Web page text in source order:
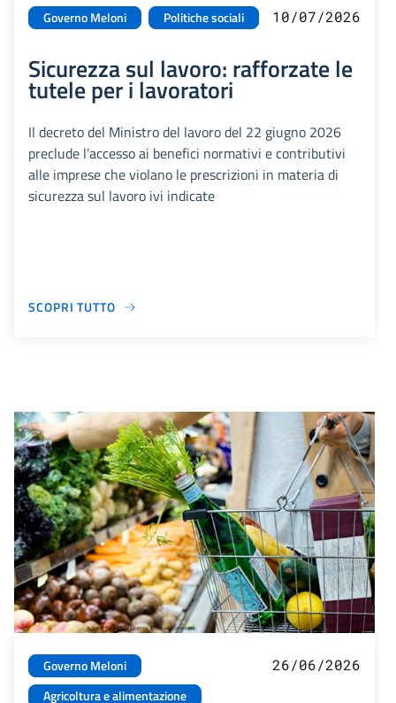
Governo Meloni Politiche sociali 10/07/2026
Sicurezza sul lavoro: rafforzate le
tutele per i lavoratori
Il decreto del Ministro del lavoro del 22 giugno 2026
preclude l’accesso ai benefici normativi e contributivi
alle imprese che violano le prescrizioni in materia di
sicurezza sul lavoro ivi indicate
SCOPRI TUTTO
Governo Meloni
Agricoltura e alimentazione
26/06/2026